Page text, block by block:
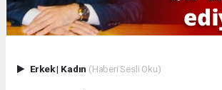
Erkek| Kadın (Haberi Sesli Oku)